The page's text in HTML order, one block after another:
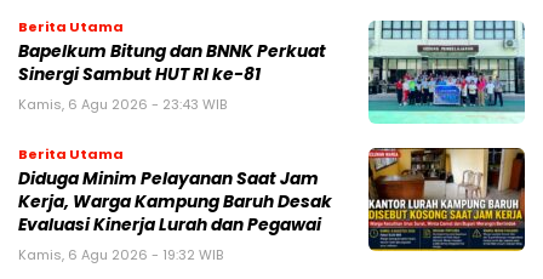
Berita Utama
Bapelkum Bitung dan BNNK Perkuat
Sinergi Sambut HUT RI ke-81
Kamis, 6 Agu 2026 - 23:43 WIB
Berita Utama
Diduga Minim Pelayanan Saat Jam
Kerja, Warga Kampung Baruh Desak
Evaluasi Kinerja Lurah dan Pegawai
Kamis, 6 Agu 2026 - 19:32 WIB